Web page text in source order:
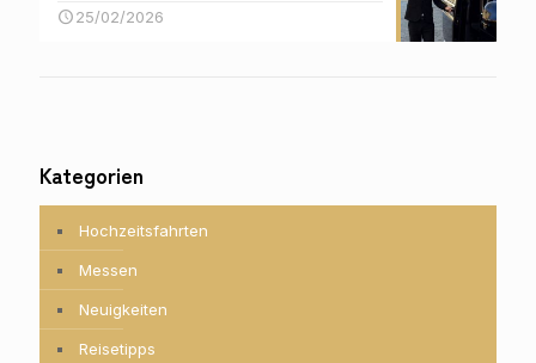
25/02/2026
Kategorien
Hochzeitsfahrten
Messen
Neuigkeiten
Reisetipps